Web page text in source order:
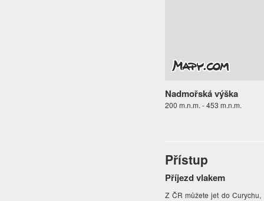
Nadmořská výška
200 m.n.m. - 453 m.n.m.
Přístup
Příjezd vlakem
Z ČR můžete jet do